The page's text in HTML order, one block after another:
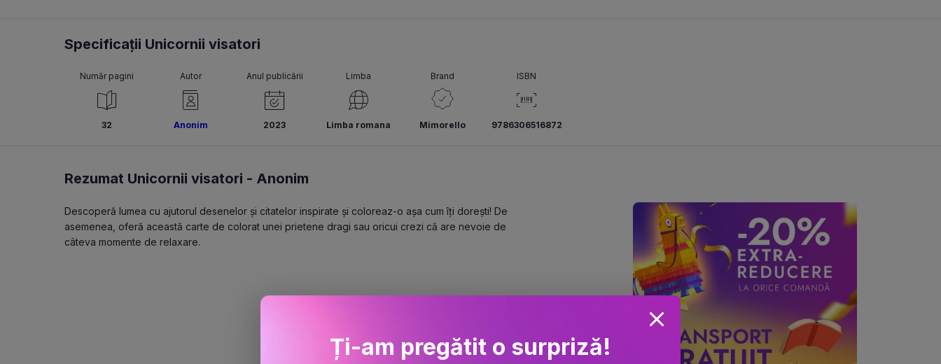
Specificații Unicornii visatori
Număr pagini
32
Autor
Anonim
Anul publicării
2023
Limba
Limba romana
Brand
Mimorello
ISBN
9786306516872
Rezumat Unicornii visatori - Anonim
Descoperă lumea cu ajutorul desenelor și citatelor inspirate și coloreaz-o așa cum îți dorești! De
asemenea, oferă această carte de colorat unei prietene dragi sau oricui crezi că are nevoie de
câteva momente de relaxare.
Ți-am pregătit o surpriză!